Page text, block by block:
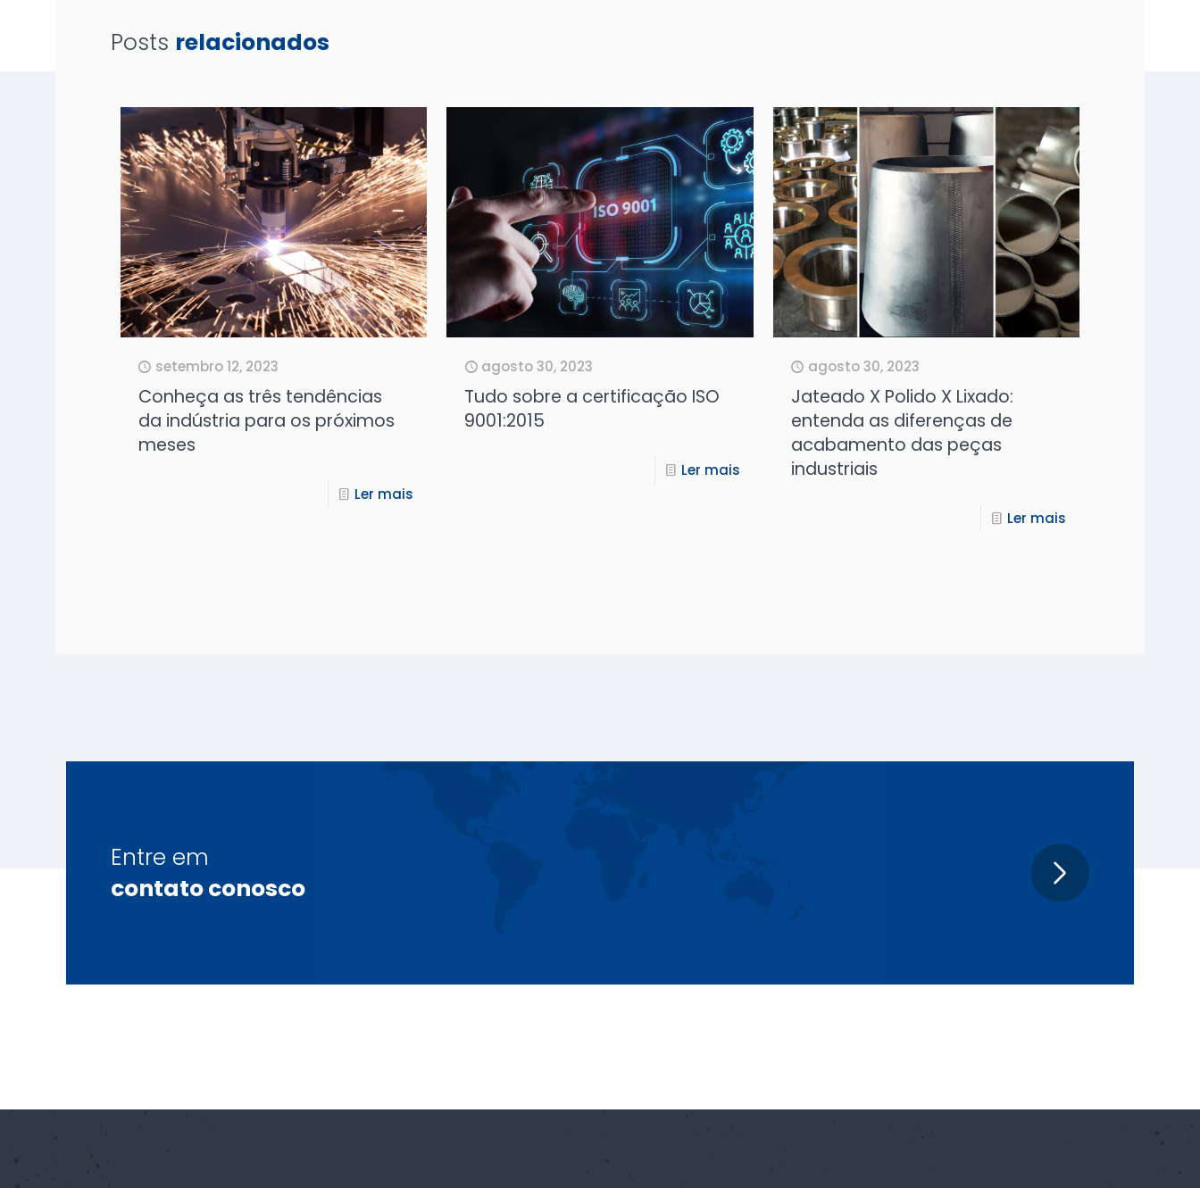
Posts relacionados
setembro 12, 2023
Conheça as três tendências
da indústria para os próximos
meses
Ler mais
agosto 30, 2023
Tudo sobre a certificação ISO
9001:2015
Ler mais
agosto 30, 2023
Jateado X Polido X Lixado:
entenda as diferenças de
acabamento das peças
industriais
Ler mais
Entre em
contato conosco